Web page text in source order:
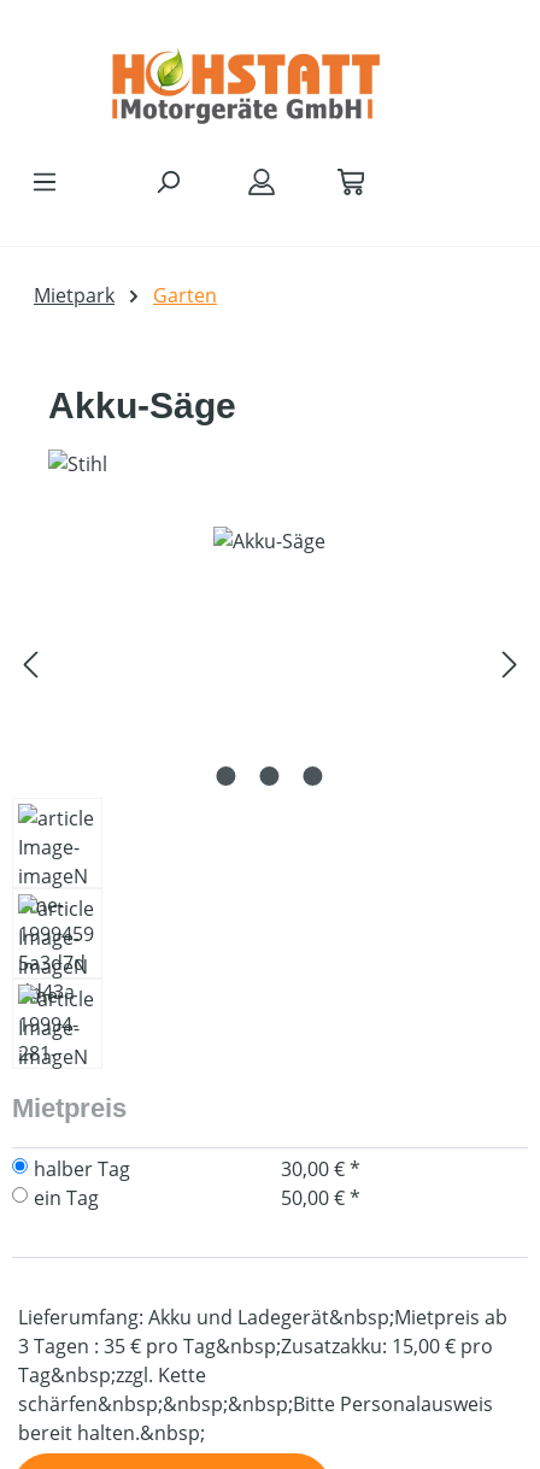
Mietpark Garten
Akku-Säge
Bildergalerie überspringen
Mietpreis
halber Tag
30,00 € *
ein Tag
50,00 € *
Lieferumfang: Akku und Ladegerät&nbsp;Mietpreis ab
3 Tagen : 35 € pro Tag&nbsp;Zusatzakku: 15,00 € pro
Tag&nbsp;zzgl. Kette
schärfen&nbsp;&nbsp;&nbsp;Bitte Personalausweis
bereit halten.&nbsp;